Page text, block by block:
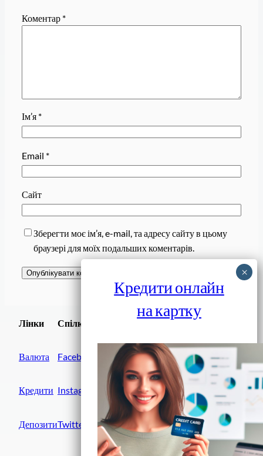
Коментар *
Ім’я *
Email *
Сайт
Зберегти моє ім’я, e-mail, та адресу сайту в цьому
браузері для моїх подальших коментарів.
Лінки
Валюта
Кредити
Депозити
Спілки
Facebook
Instagram
Twitter
Завантажити
Фінанси IN UA
Кредити онлайн
на картку